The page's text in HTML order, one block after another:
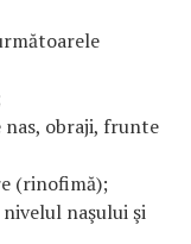
obraji, frunte
(rinofimă);
nivelul naşului şi